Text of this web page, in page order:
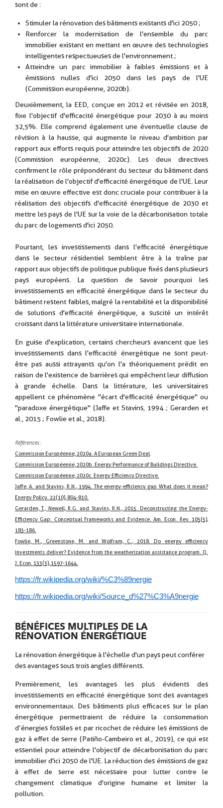
sont de :
Stimuler la rénovation des bâtiments existants d'ici 2050 ;
Renforcer la modernisation de l'ensemble du parc
immobilier existant en mettant en œuvre des technologies
intelligentes respectueuses de l'environnement ;
Atteindre un parc immobilier à faibles émissions et à
émissions nulles d'ici 2050 dans les pays de l'UE
(Commission européenne, 2020b).
Deuxièmement, la EED, conçue en 2012 et révisée en 2018,
fixe l'objectif d'efficacité énergétique pour 2030 à au moins
32,5%. Elle comprend également une éventuelle clause de
révision à la hausse, qui augmente le niveau d'ambition par
rapport aux efforts requis pour atteindre les objectifs de 2020
(Commission européenne, 2020c). Les deux directives
confirment le rôle prépondérant du secteur du bâtiment dans
la réalisation de l'objectif d'efficacité énergétique de l'UE. Leur
mise en œuvre effective est donc cruciale pour contribuer à la
réalisation des objectifs d'efficacité énergétique de 2030 et
mettre les pays de l'UE sur la voie de la décarbonisation totale
du parc de logements d'ici 2050.
Pourtant, les investissements dans l'efficacité énergétique
dans le secteur résidentiel semblent être à la traîne par
rapport aux objectifs de politique publique fixés dans plusieurs
pays européens. La question de savoir pourquoi les
investissements en efficacité énergétique dans le secteur du
bâtiment restent faibles, malgré la rentabilité et la disponibilité
de solutions d'efficacité énergétique, a suscité un intérêt
croissant dans la littérature universitaire internationale.
En guise d'explication, certains chercheurs avancent que les
investissements dans l'efficacité énergétique ne sont peut-
être pas aussi attrayants qu'on l'a théoriquement prédit en
raison de l'existence de barrières qui empêchent leur diffusion
à grande échelle. Dans la littérature, les universitaires
appellent ce phénomène "écart d'efficacité énergétique" ou
"paradoxe énergétique" (Jaffe et Stavins, 1994 ; Gerarden et
al., 2015 ; Fowlie et al., 2018).
Références :
Commission Européenne, 2020a. A European Green Deal.
Commission Européenne, 2020b. Energy Performance of Buildings Directive.
Commission Européenne, 2020c. Energy Efficiency Directive.
Jaffe, A. and Stavins, R.N., 1994. The energy-efficiency gap What does it mean?
Energy Policy. 22(10), 804-810.
Gerarden, T., Newell, R.G. and Stavins, R.N., 2015. Deconstructing the Energy-
Efficiency Gap: Conceptual Frameworks and Evidence. Am. Econ. Rev. 105(5),
183-186.
Fowlie, M., Greenstone, M. and Wolfram, C., 2018. Do energy efficiency
investments deliver? Evidence from the weatherization assistance program. Q.
J. Econ. 133(3), 1597-1644.
https://fr.wikipedia.org/wiki/%C3%89nergie
https://fr.wikipedia.org/wiki/Source_d%27%C3%A9nergie
BÉNÉFICES MULTIPLES DE LA
RÉNOVATION ÉNERGÉTIQUE
La rénovation énergétique à l'échelle d'un pays peut conférer
des avantages sous trois angles différents.
Premièrement, les avantages les plus évidents des
investissements en efficacité énergétique sont des avantages
environnementaux. Des bâtiments plus efficaces sur le plan
énergétique permettraient de réduire la consommation
d’énergies fossiles et par ricochet de réduire les émissions de
gaz à effet de serre (Patiño-Cambeiro et al., 2019), ce qui est
essentiel pour atteindre l'objectif de décarbonisation du parc
immobilier d'ici 2050 de l'UE. La réduction des émissions de gaz
à effet de serre est nécessaire pour lutter contre le
changement climatique d'origine humaine et limiter la
pollution.